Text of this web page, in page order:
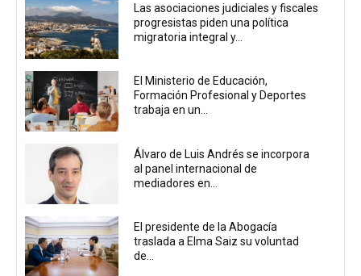
Las asociaciones judiciales y fiscales
progresistas piden una política
migratoria integral y...
El Ministerio de Educación,
Formación Profesional y Deportes
trabaja en un...
Álvaro de Luis Andrés se incorpora
al panel internacional de
mediadores en...
El presidente de la Abogacía
traslada a Elma Saiz su voluntad
de...